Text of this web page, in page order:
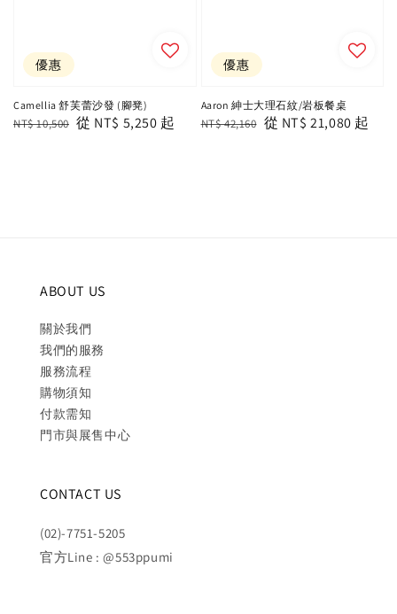
優惠
Camellia 舒芙蕾沙發 (腳凳)
Regular
NT$ 10,500 Sale
從 NT$ 5,250 起
優惠
Aaron 紳士大理石紋/岩板餐桌
Regular
NT$ 42,160 Sale
從 NT$ 21,080 起
ABOUT US
關於我們
我們的服務
服務流程
購物須知
付款需知
門市與展售中心
CONTACT US
(02)-7751-5205
官方Line : @553ppumi